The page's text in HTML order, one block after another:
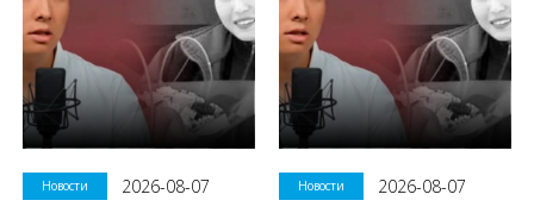
Новости
2026-08-07
Новости
2026-08-07